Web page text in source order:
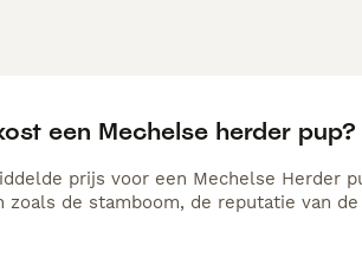
een Mechelse herder pup?
prijs voor een Mechelse Herder
zoals de stamboom, de reputatie van